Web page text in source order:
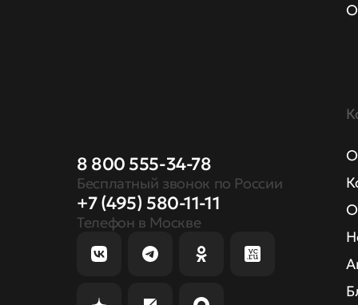
8 800 555-34-78
Бесплатный звонок по России
+7 (495) 580-11-11
Телефон в Москве